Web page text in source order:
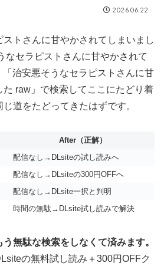
2026.06.22
ストさんに甘やかされてしまいまし
なセラピストさんに甘やかされて
「治安悪そうなセラピストさんに甘
raw」で検索してここにたどり着
道をたどってきたはずです。
After（正解）
配信なし→DLsiteの試し読みへ
配信なし→DLsiteの300円OFFへ
配信なし→DLsite一択と判明
時間の無駄→DLsite試し読みで解決
う無駄な検索をしなくて済みます。
の無料試し読み＋300円OFFク